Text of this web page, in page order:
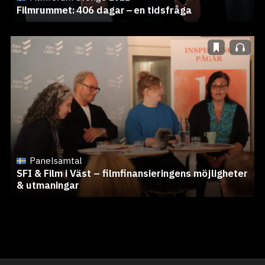
Filmrummet: 406 dagar – en tidsfråga
Panelsamtal
SFI & Film i Väst – filmfinansieringens möjligheter
& utmaningar